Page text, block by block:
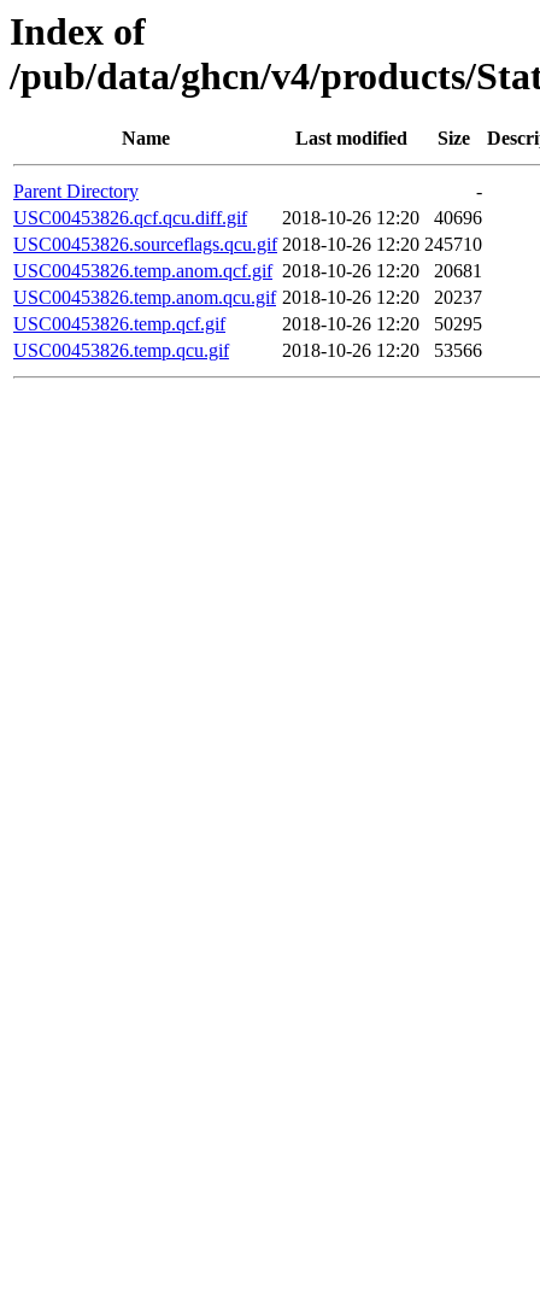
Index of
/pub/data/ghcn/v4/products/
Name Last modified Size
Parent Directory
-
USC00453826.qcf.qcu.diff.gif
2018-10-26 12:20
40696
USC00453826.sourceflags.qcu.gif 2018-10-26 12:20 245710
USC00453826.temp.anom.qcf.gif 2018-10-26 12:20
20681
USC00453826.temp.anom.qcu.gif 2018-10-26 12:20
20237
USC00453826.temp.qcf.gif
2018-10-26 12:20
50295
USC00453826.temp.qcu.gif
2018-10-26 12:20 53566